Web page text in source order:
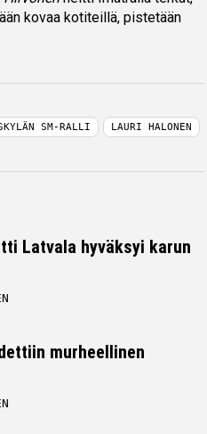
kovaa kotiteillä, pistetään
SM-RALLI LAURI HALONEN
Latvala hyväksyi karun
murheellinen